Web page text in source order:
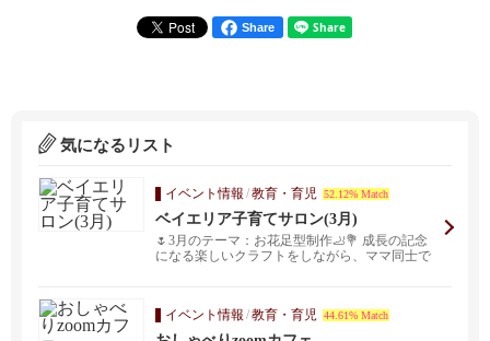
Share
気になるリスト
イベント情報 /教育・育児 52.12% Match
ベイエリア子育てサロン(3月)
🌷3月のテーマ：お花足型制作🦶💐 成長の記念
になる楽しいクラフトをしながら、ママ同士で
イベント情報 /教育・育児 44.61% Match